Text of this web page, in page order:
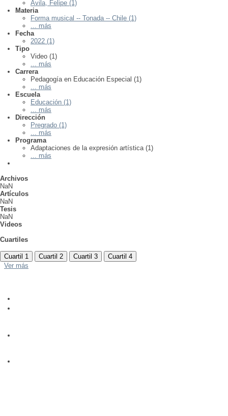
Ávila, Felipe (1)
Materia
Forma musical -- Tonada -- Chile (1)
... más
Fecha
2022 (1)
Tipo
Video (1)
... más
Carrera
Pedagogía en Educación Especial (1)
... más
Escuela
Educación (1)
... más
Dirección
Pregrado (1)
... más
Programa
Adaptaciones de la expresión artística (1)
... más
Archivos
NaN
Artículos
NaN
Tesis
NaN
Videos
Cuartiles
Cuartil 1 Cuartil 2 Cuartil 3
Cuartil 4
Ver más